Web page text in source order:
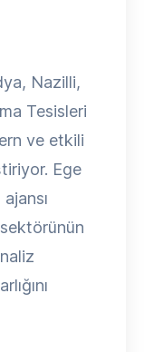
Nazilli,
Tesisleri
ve etkili
Ege